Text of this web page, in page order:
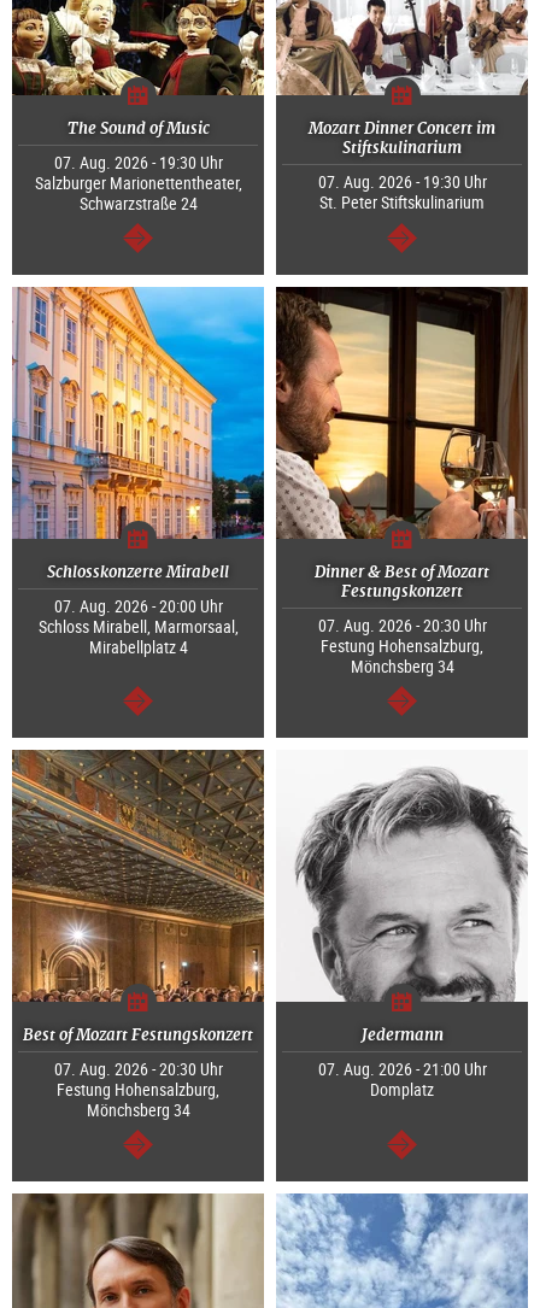
The Sound of Music
07. Aug. 2026 - 19:30 Uhr
Salzburger Marionettentheater,
Schwarzstraße 24
weiter
Mozart Dinner Concert im
Stiftskulinarium
07. Aug. 2026 - 19:30 Uhr
St. Peter Stiftskulinarium
weiter
Schlosskonzerte Mirabell
07. Aug. 2026 - 20:00 Uhr
Schloss Mirabell, Marmorsaal,
Mirabellplatz 4
weiter
Dinner & Best of Mozart
Festungskonzert
07. Aug. 2026 - 20:30 Uhr
Festung Hohensalzburg,
Mönchsberg 34
weiter
Best of Mozart Festungskonzert
07. Aug. 2026 - 20:30 Uhr
Festung Hohensalzburg,
Mönchsberg 34
weiter
Jedermann
07. Aug. 2026 - 21:00 Uhr
Domplatz
weiter